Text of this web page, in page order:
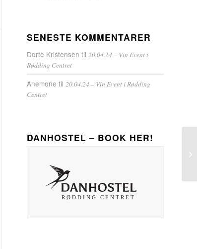
SENESTE KOMMENTARER
Dorte Kristensen til20.04.24 – Vin Event i
Rødding Centret
Anemone til20.04.24 – Vin Event i Rødding
Centret
DANHOSTEL – BOOK HER!